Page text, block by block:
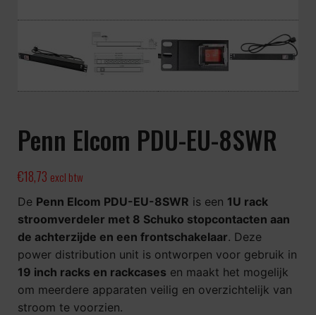
Penn Elcom PDU-EU-8SWR
€18,73 excl btw
De Penn Elcom PDU-EU-8SWR is een 1U rack
stroomverdeler met 8 Schuko stopcontacten aan
de achterzijde en een frontschakelaar. Deze
power distribution unit is ontworpen voor gebruik in
19 inch racks en rackcases en maakt het mogelijk
om meerdere apparaten veilig en overzichtelijk van
stroom te voorzien.